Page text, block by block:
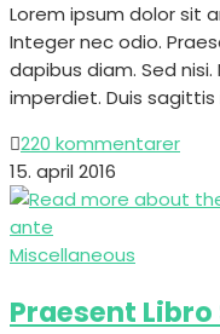
Lorem ipsum dolor sit
Integer nec odio.
dapibus diam. Sed
imperdiet. Duis sagittis
220 kommentarer
15. april 2016
Miscellaneous
Praesent